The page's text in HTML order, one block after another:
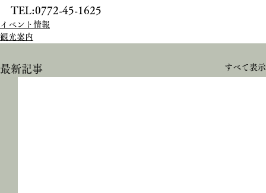
TEL:0772-45-1625
イベント情報
観光案内
最新記事 すべて表示